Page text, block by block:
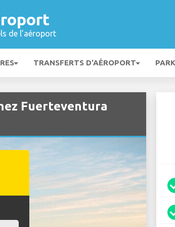
de l’aéroport
TRANSFERTS D'AÉROPORT
Fuerteventura